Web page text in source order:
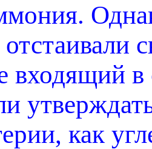
входящий
как